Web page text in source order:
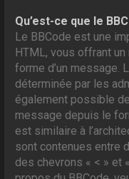
Qu’est-ce que le
Le BBCode est une
HTML, vous offrant
forme d’un message.
déterminée par les
également possible
message depuis le
est similaire à
sont contenues entre
des chevrons « < » et